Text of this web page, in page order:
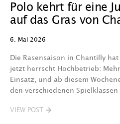
Polo kehrt für eine
auf das Gras von
6. Mai 2026
Die Rasensaison in Chantilly
jetzt herrscht Hochbetrieb:
Einsatz, und ab diesem
den verschiedenen Spielklassen
VIEW POST